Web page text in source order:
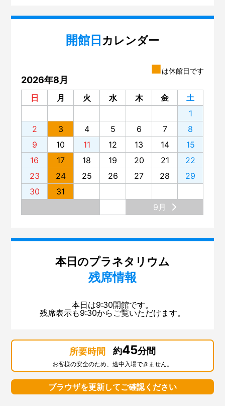
開館日 カレンダー
■は休館日です
2026年8月
日 月 火 水 木 金
土
1
2
3 4 5 6 7
8
9
10 11 12 13 14
15
16
17 18 19 20 21
22
23
24 25 26 27 28
29
30
31
9月
本日のプラネタリウム
残席情報
本日は9:30開館です。
残席表示も9:30からご覧いただけます。
所要時間 約45分間
お客様の安全のため、途中入場できません。
ブラウザを更新してご確認ください